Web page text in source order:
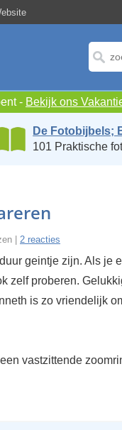
- Bekijk ons
De Fotobijbels;
101 Praktische
| 2 reacties
geintje zijn. Als je
zelf proberen.
is zo vriendelijk
vastzittende